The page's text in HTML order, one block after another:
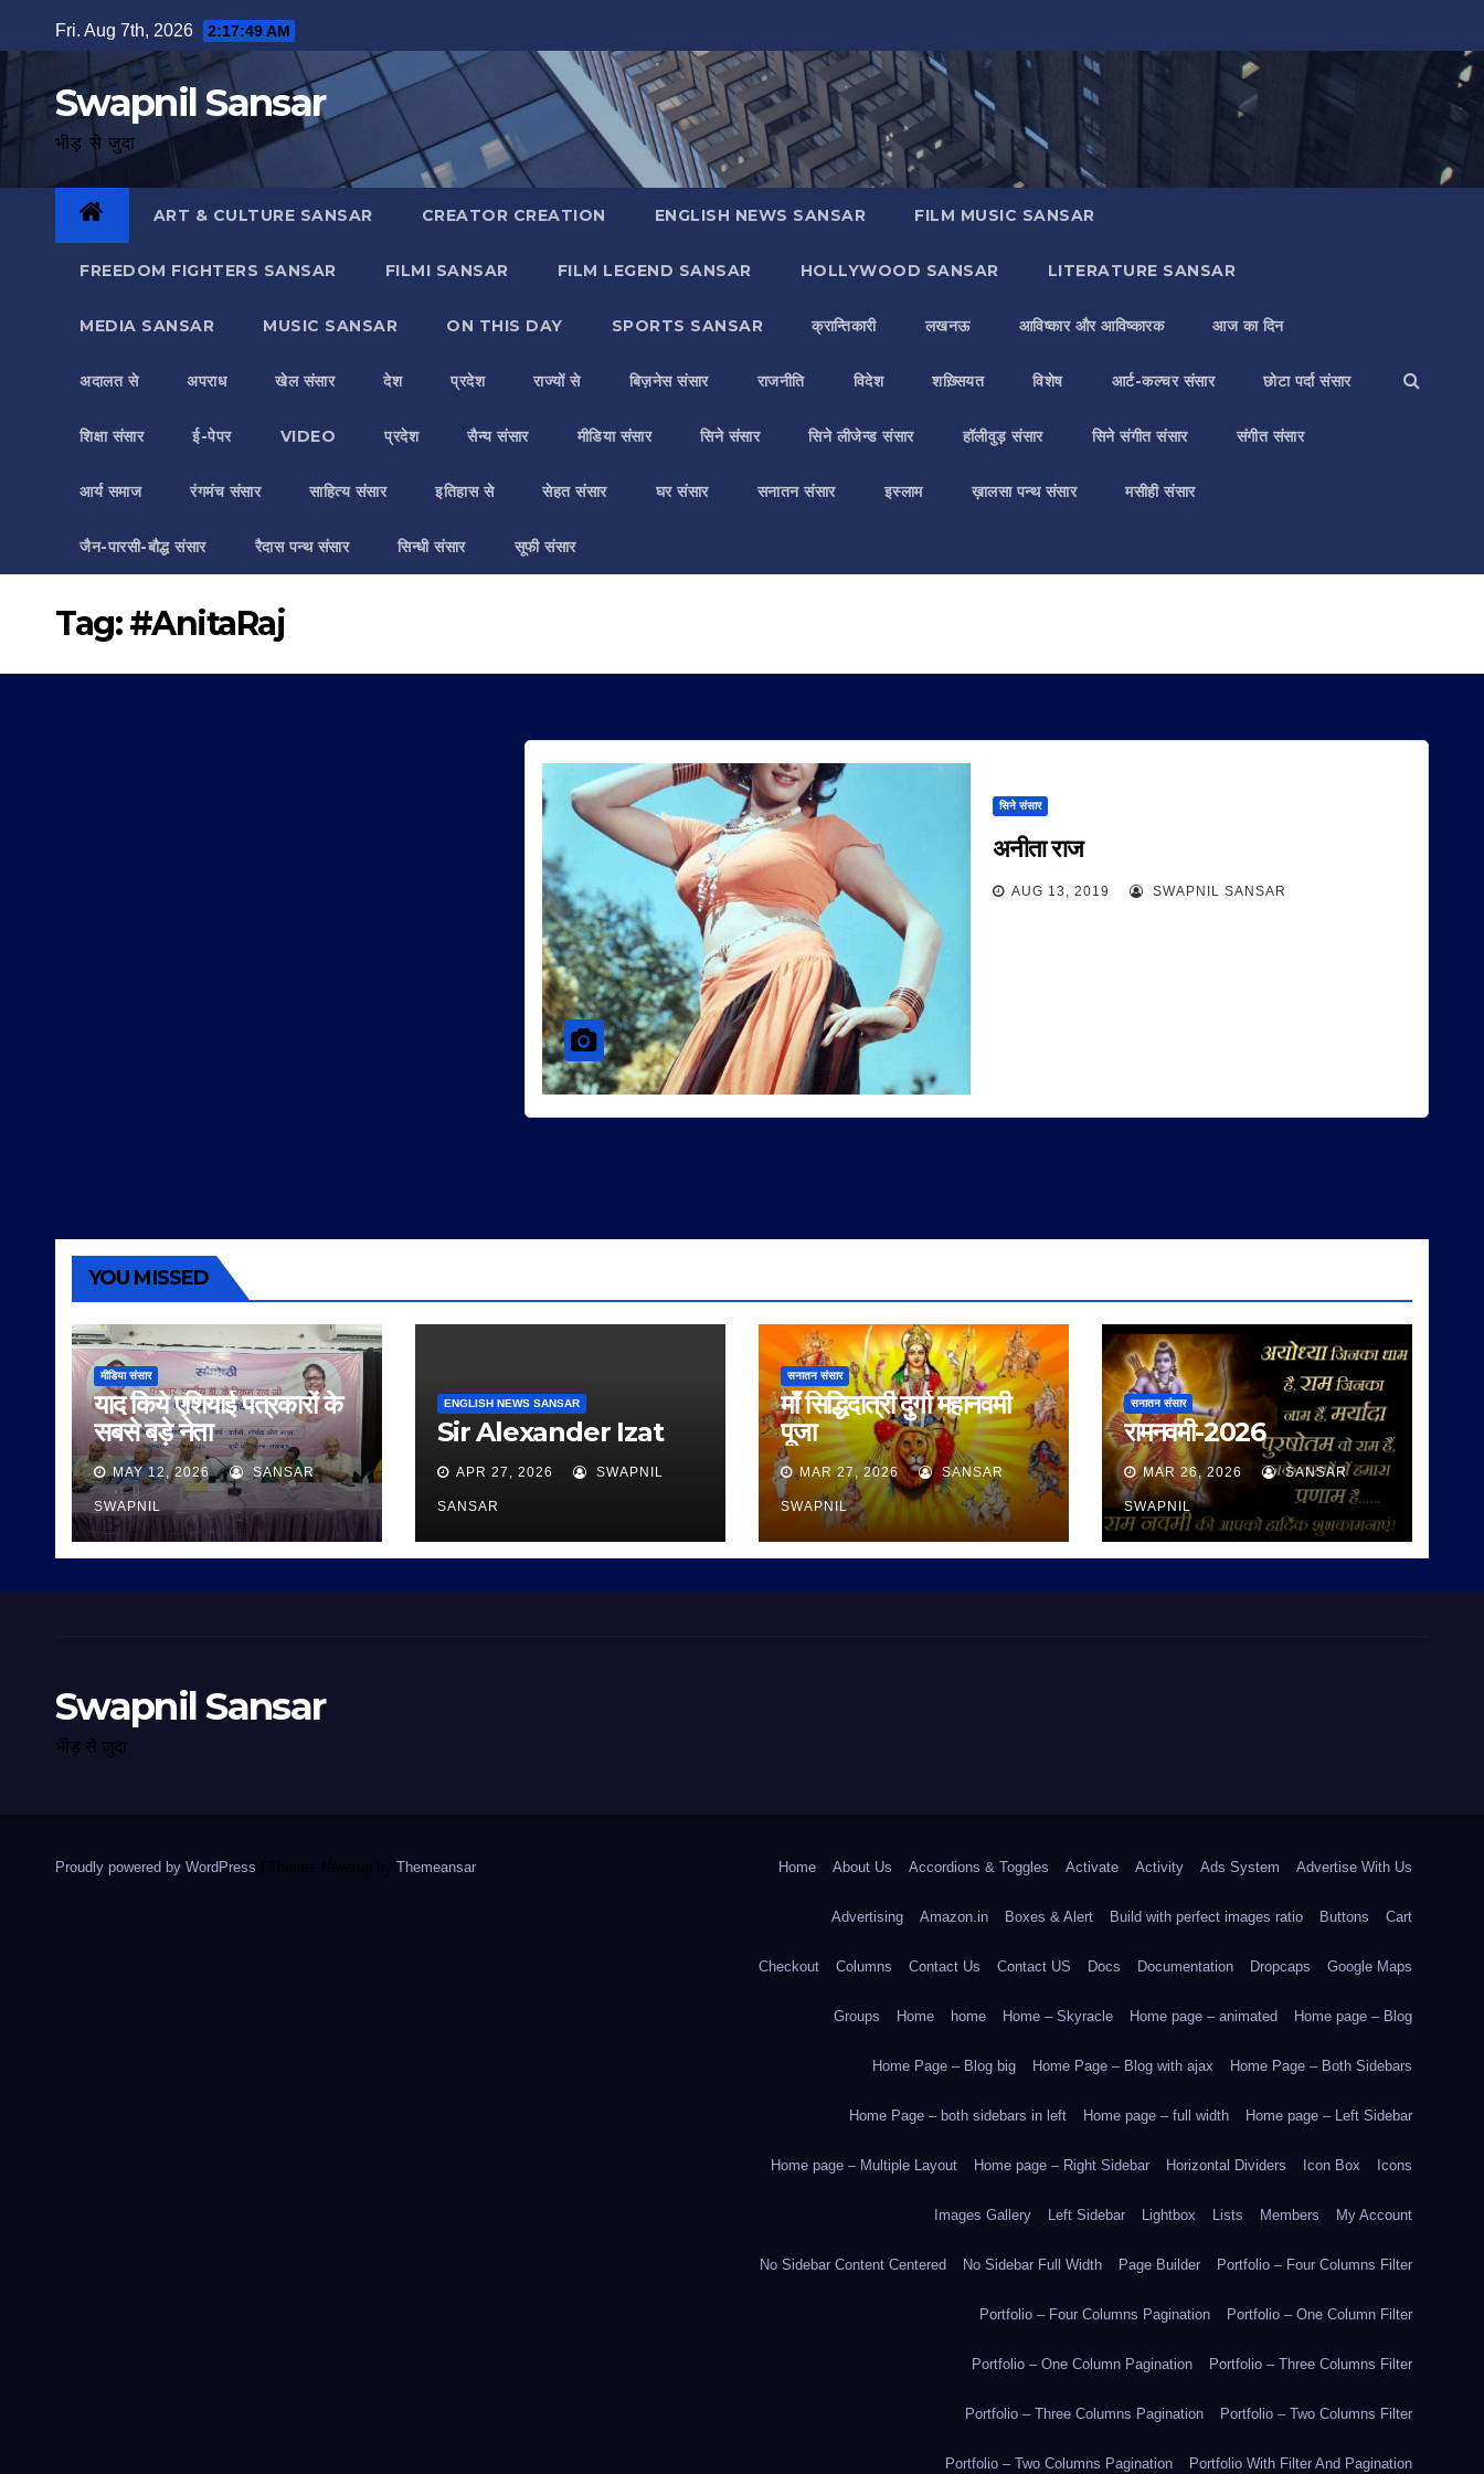
to
Fri. Aug 7th, 2026 2:17:50 AM
Swapnil Sansar
भीड़ से जुदा
ART & CULTURE SANSAR CREATOR CREATION ENGLISH NEWS SANSAR FILM MUSIC SANSAR
FREEDOM FIGHTERS SANSAR FILMI SANSAR FILM LEGEND SANSAR HOLLYWOOD SANSAR LITERATURE SANSAR
MEDIA SANSAR MUSIC SANSAR ON THIS DAY SPORTS SANSAR क्रान्तिकारी लखनऊ आविष्कार और आविष्कारक आज का दिन
अदालत से अपराध खेल संसार देश प्रदेश राज्यों से बिज़नेस संसार राजनीति विदेश शख़्सियत विशेष आर्ट-कल्चर संसार छोटा पर्दा संसार
शिक्षा संसार ई-पेपर VIDEO प्रदेश सैन्य संसार मीडिया संसार सिने संसार सिने लीजेन्ड संसार हॉलीवुड़ संसार सिने संगीत संसार संगीत संसार
आर्य समाज रंगमंच संसार साहित्य संसार इतिहास से सेहत संसार घर संसार सनातन संसार इस्लाम ख़ालसा पन्थ संसार मसीही संसार
जैन-पारसी-बौद्ध संसार रैदास पन्थ संसार सिन्धी संसार सूफी संसार
Tag:#AnitaRaj
सिने संसार
अनीता राज
AUG 13, 2019 SWAPNIL SANSAR
YOU MISSED
मीडिया संसार
याद किये एशियाई पत्रकारों के
सबसे बड़े नेता
MAY 12, 2026 SANSAR
SWAPNIL
ENGLISH NEWS SANSAR
Sir Alexander Izat
APR 27, 2026 SWAPNIL
SANSAR
सनातन संसार
माँ सिद्धिदात्री दुर्गा महानवमी
पूजा
MAR 27, 2026 SANSAR
SWAPNIL
सनातन संसार
रामनवमी-2026
MAR 26, 2026 SANSAR
SWAPNIL
Swapnil Sansar
भीड़ से जुदा
Proudly powered by WordPress Theme: Newsup by Themeansar. Home About Us Accordions & Toggles Activate Activity Ads System Advertise With Us
Advertising Amazon.in Boxes & Alert Build with perfect images ratio Buttons Cart
Checkout Columns Contact Us Contact US Docs Documentation Dropcaps Google Maps
Groups Home home Home – Skyracle Home page – animated Home page – Blog
Home Page – Blog big Home Page – Blog with ajax Home Page – Both Sidebars
Home Page – both sidebars in left Home page – full width Home page – Left Sidebar
Home page – Multiple Layout Home page – Right Sidebar Horizontal Dividers Icon Box Icons
Images Gallery Left Sidebar Lightbox Lists Members My Account
No Sidebar Content Centered No Sidebar Full Width Page Builder Portfolio – Four Columns Filter
Portfolio – Four Columns Pagination Portfolio – One Column Filter
Portfolio – One Column Pagination Portfolio – Three Columns Filter
Portfolio – Three Columns Pagination Portfolio – Two Columns Filter
Portfolio – Two Columns Pagination Portfolio With Filter And Pagination